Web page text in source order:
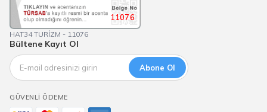
11076
HAT34 TURİZM - 11076
Bültene Kayıt Ol
Abone Ol
GÜVENLI ÖDEME